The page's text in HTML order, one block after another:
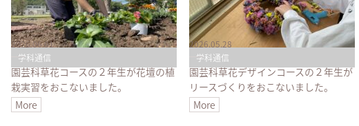
学科通信
2026.06.01
園芸科草花コースの２年生が花壇の植
栽実習をおこないました。
More
学科通信
2026.05.28
園芸科草花デザインコースの２年生が
リースづくりをおこないました。
More